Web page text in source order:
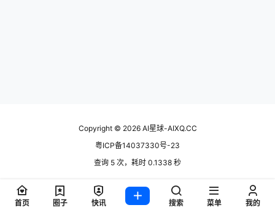
Copyright © 2026AI星球-AIXQ.CC
粤ICP备14037330号-23
查询 5 次，耗时 0.1338 秒
首页 圈子 快讯 搜索 菜单 我的